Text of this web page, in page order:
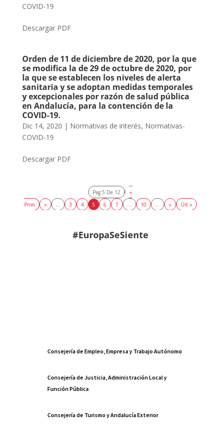
COVID-19
Descargar PDF
Orden de 11 de diciembre de 2020, por la que
se modifica la de 29 de octubre de 2020, por
la que se establecen los niveles de alerta
sanitaria y se adoptan medidas temporales
y excepcionales por razón de salud pública
en Andalucía, para la contención de la
COVID-19.
Dic 14, 2020 | Normativas de interés, Normativas-
COVID-19
Descargar PDF
Pag 5 De 12
«
Prim
« 3 4 5 6 7 10 » Últ »
#EuropaSeSiente
Consejería de Empleo, Empresa y Trabajo Autónomo
Consejería de Justicia, Administración Local y
Función Pública
Consejería de Turismo y Andalucía Exterior